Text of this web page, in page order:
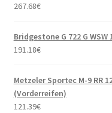
267.68€
Bridgestone G 722 G
191.18€
Metzeler Sportec M-9 RR
(Vorderreifen)
121.39€